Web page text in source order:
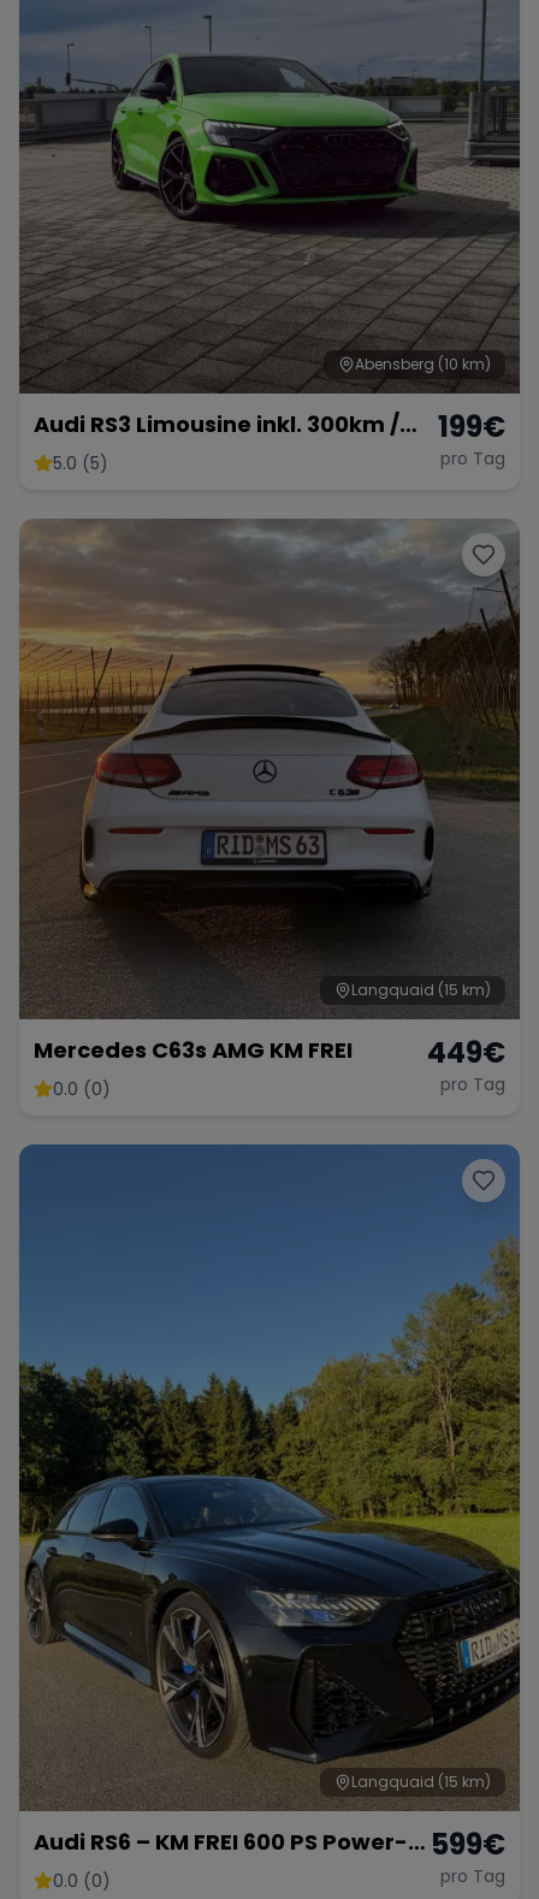
Range Rover Corvette
Abensberg (10 km)
Audi RS3 Limousine inkl. 300km /
km frei möglich
5.0 (5)
199€
pro Tag
Langquaid (15 km)
Mercedes C63s AMG KM FREI
0.0 (0)
449€
pro Tag
Langquaid (15 km)
Audi RS6 – KM FREI 600 PS Power-
Kombi
0.0 (0)
599€
pro Tag